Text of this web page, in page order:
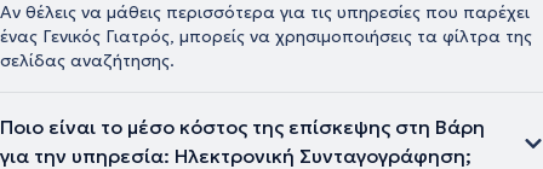
Αν θέλεις να μάθεις περισσότερα για τις υπηρεσίες που παρέχει
ένας Γενικός Γιατρός, μπορείς να χρησιμοποιήσεις τα φίλτρα της
σελίδας αναζήτησης.
Ποιο είναι το μέσο κόστος της επίσκεψης στη Βάρη
για την υπηρεσία: Ηλεκτρονική Συνταγογράφηση;